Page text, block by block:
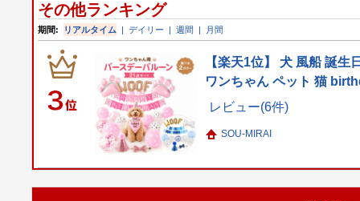
その他ランキング
期間: リアルタイム |デイリー |週間 | 月間
【楽天1位】 犬 風船 誕
ワンちゃん ペット 猫
レビュー(6件)
SOU-MIRAI